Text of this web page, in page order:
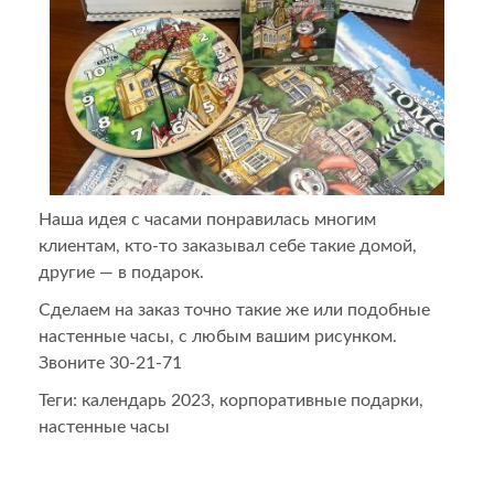
Наша идея с часами понравилась многим
клиентам, кто-то заказывал себе такие домой,
другие — в подарок.
Сделаем на заказ точно такие же или подобные
настенные часы, с любым вашим рисунком.
Звоните 30-21-71
Теги: календарь 2023, корпоративные подарки,
настенные часы